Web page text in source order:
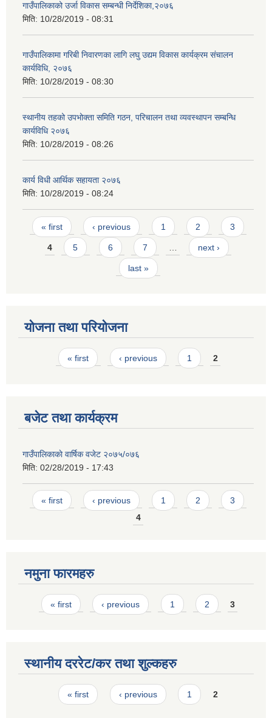
गाउँपालिकाको उर्जा विकास सम्बन्धी निर्देशिका,२०७६
मिति: 10/28/2019 - 08:31
गाउँपालिकामा गरिबी निवारणका लागि लघु उद्यम विकास कार्यक्रम संचालन
कार्यविधि, २०७६
मिति: 10/28/2019 - 08:30
स्थानीय तहको उपभोक्ता समिति गठन, परिचालन तथा व्यवस्थापन सम्बन्धि
कार्यविधि २०७६
मिति: 10/28/2019 - 08:26
कार्य विधी आर्थिक सहायता २०७६
मिति: 10/28/2019 - 08:24
Pages
« first ‹ previous 1 2 3
4 5 6 7 next ›
last »
योजना तथा परियोजना
Pages« first ‹ previous 1 2
बजेट तथा कार्यक्रम
गाउँपालिकाकाे वार्षिक वजेट २०७५/०७६
मिति: 02/28/2019 - 17:43
Pages
« first ‹ previous 1 2
3
4
नमुना फारमहरु
Pages
« first ‹ previous 1 2 3
स्थानीय दररेट/कर तथा शुल्कहरु
Pages« first ‹ previous 1 2